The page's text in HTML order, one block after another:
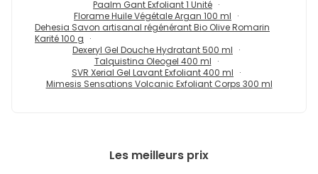
Paalm Gant Exfoliant 1 Unité
Florame Huile Végétale Argan 100 ml
Dehesia Savon artisanal régénérant Bio Olive Romarin
Karité 100 g
Dexeryl Gel Douche Hydratant 500 ml
Talquistina Oleogel 400 ml
SVR Xerial Gel Lavant Exfoliant 400 ml
Mimesis Sensations Volcanic Exfoliant Corps 300 ml
Les meilleurs prix